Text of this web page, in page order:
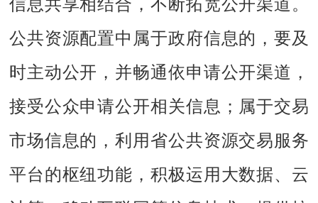
信息共享相结合，不断拓宽公开渠道。
公共资源配置中属于政府信息的，要及
时主动公开，并畅通依申请公开渠道，
接受公众申请公开相关信息；属于交易
市场信息的，利用省公共资源交易服务
平台的枢纽功能，积极运用大数据、云